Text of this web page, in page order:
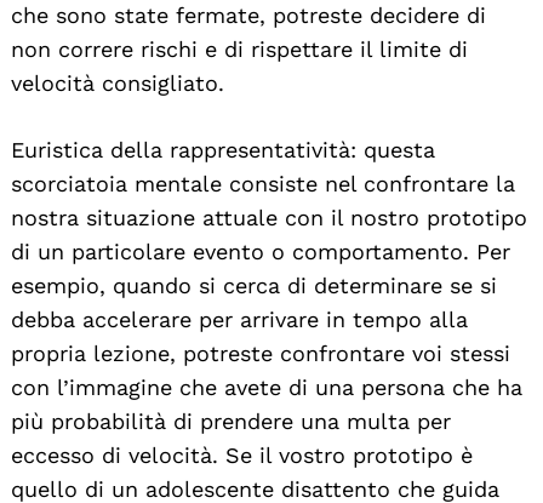
che sono state fermate, potreste decidere di
non correre rischi e di rispettare il limite di
velocità consigliato.
Euristica della rappresentatività: questa
scorciatoia mentale consiste nel confrontare la
nostra situazione attuale con il nostro prototipo
di un particolare evento o comportamento. Per
esempio, quando si cerca di determinare se si
debba accelerare per arrivare in tempo alla
propria lezione, potreste confrontare voi stessi
con l’immagine che avete di una persona che ha
più probabilità di prendere una multa per
eccesso di velocità. Se il vostro prototipo è
quello di un adolescente disattento che guida